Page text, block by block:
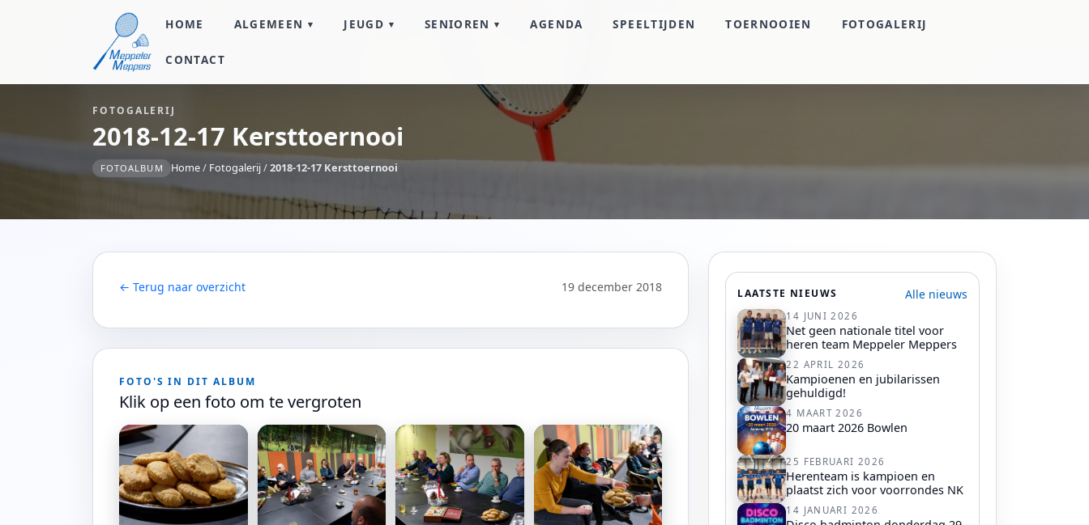
HOME ALGEMEEN JEUGD SENIOREN AGENDA SPEELTIJDEN TOERNOOIEN FOTOGALERIJ
CONTACT
FOTOGALERIJ
2018-12-17 Kersttoernooi
FOTOALBUM Home/ Fotogalerij/2018-12-17 Kersttoernooi
← Terug naar overzicht 19 december 2018
FOTO'S IN DIT ALBUM
Klik op een foto om te vergroten
LAATSTE NIEUWS Alle nieuws
14 JUNI 2026
Net geen nationale titel voor
heren team Meppeler Meppers
22 APRIL 2026
Kampioenen en jubilarissen
gehuldigd!
4 MAART 2026
20 maart 2026 Bowlen
25 FEBRUARI 2026
Herenteam is kampioen en
plaatst zich voor voorrondes NK
14 JANUARI 2026